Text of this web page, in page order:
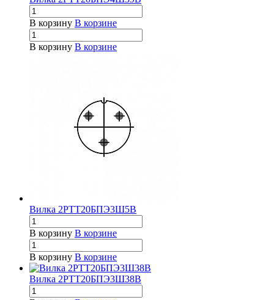
В корзину В корзине
В корзину В корзине
Вилка 2РТТ20БПЭ3Ш5В
В корзину В корзине
В корзину В корзине
Вилка 2РТТ20БПЭ3Ш38В